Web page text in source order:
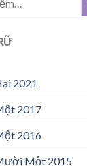
2021
2017
2016
Một 2015